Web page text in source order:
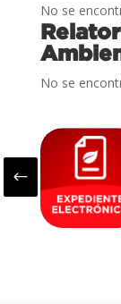
No se
No se
#